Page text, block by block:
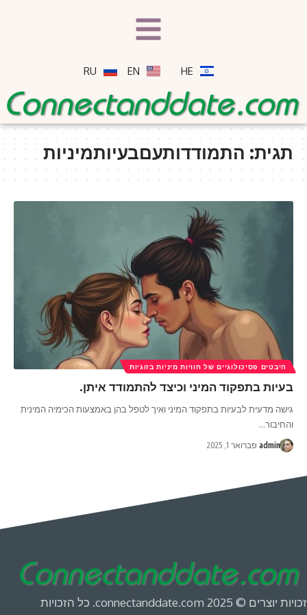
HE
EN
RU
תגית: התמודדותעםבעיותמיניות
היבטים פסיכולוגיים של חוויות מיניות בזוגיות
בעיות בתפקוד המיני וכיצד להתמודד איתן.
גישה מדעית לבעיות בתפקוד המיני ואיך לטפל בהן באמצעות הכימיה המינית
והחיבור…
admin פברואר 1, 2025
זכויות יוצרים © 2025 connectanddate.com. כל הזכויות